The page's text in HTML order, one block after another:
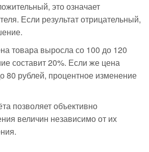
это означает
Если результат отрицательный,
товара выросла со 100 до 120
составит 20%. Если же цена
80 рублей, процентное изменение
позволяет объективно
величин независимо от их